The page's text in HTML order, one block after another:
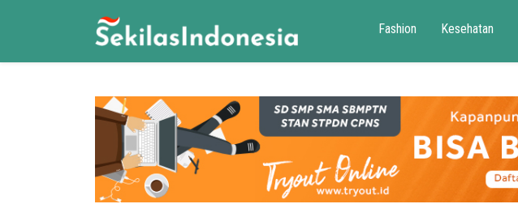
Fashion Kesehatan